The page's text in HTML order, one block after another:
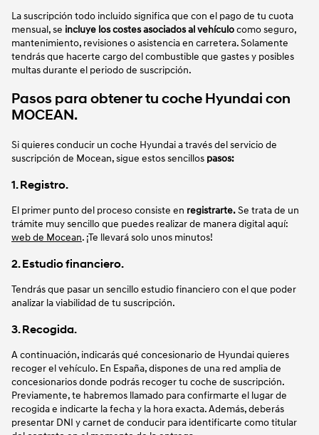
La suscripción todo incluido significa que con el pago de tu cuota
mensual, se incluye los costes asociados al vehículocomo seguro,
mantenimiento, revisiones o asistencia en carretera. Solamente
tendrás que hacerte cargo del combustible que gastes y posibles
multas durante el periodo de suscripción.
Pasos para obtener tu coche Hyundai con
MOCEAN.
Si quieres conducir un coche Hyundai a través del servicio de
suscripción de Mocean, sigue estos sencillos pasos:
1. Registro.
El primer punto del proceso consiste en registrarte.Se trata de un
trámite muy sencillo que puedes realizar de manera digital aquí:
web de Mocean. ¡Te llevará solo unos minutos!
2. Estudio financiero.
Tendrás que pasar un sencillo estudio financiero con el que poder
analizar la viabilidad de tu suscripción.
3. Recogida.
A continuación, indicarás qué concesionario de Hyundai quieres
recoger el vehículo. En España, dispones de una red amplia de
concesionarios donde podrás recoger tu coche de suscripción.
Previamente, te habremos llamado para confirmarte el lugar de
recogida e indicarte la fecha y la hora exacta. Además, deberás
presentar DNI y carnet de conducir para identificarte como titular